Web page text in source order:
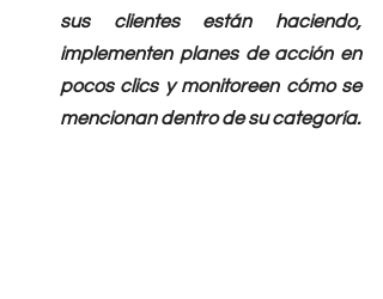
sus clientes están haciendo,
implementen planes de acción en
pocos clics y monitoreen cómo se
mencionan dentro de su categoría.